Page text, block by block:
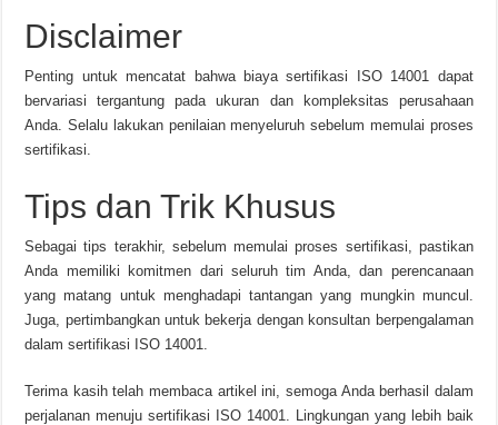
Disclaimer
Penting untuk mencatat bahwa biaya sertifikasi ISO 14001 dapat
bervariasi tergantung pada ukuran dan kompleksitas perusahaan
Anda. Selalu lakukan penilaian menyeluruh sebelum memulai proses
sertifikasi.
Tips dan Trik Khusus
Sebagai tips terakhir, sebelum memulai proses sertifikasi, pastikan
Anda memiliki komitmen dari seluruh tim Anda, dan perencanaan
yang matang untuk menghadapi tantangan yang mungkin muncul.
Juga, pertimbangkan untuk bekerja dengan konsultan berpengalaman
dalam sertifikasi ISO 14001.
Terima kasih telah membaca artikel ini, semoga Anda berhasil dalam
perjalanan menuju sertifikasi ISO 14001. Lingkungan yang lebih baik